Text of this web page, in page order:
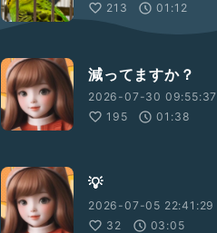
213
01:12
減ってますか？
2026-07-30 09:55:37
195
01:38
💡
2026-07-05 22:41:29
32
03:05